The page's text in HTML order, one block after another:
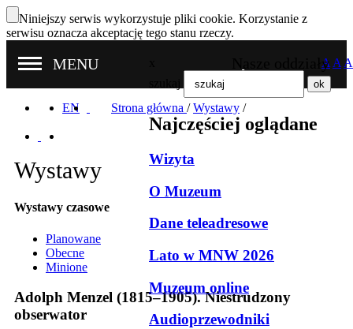
Niniejszy serwis wykorzystuje pliki cookie. Korzystanie z
serwisu oznacza akceptację tego stanu rzeczy.
Nasze oddziały
MENU
Najczęściej oglądane
Wizyta
O Muzeum
Dane teleadresowe
Lato w MNW 2026
Muzeum online
Audioprzewodniki
A A A
EN Strona główna / Wystawy /
Wystawy
Wystawy czasowe
Planowane
Obecne
Minione
Adolph Menzel (1815–1905). Niestrudzony
obserwator